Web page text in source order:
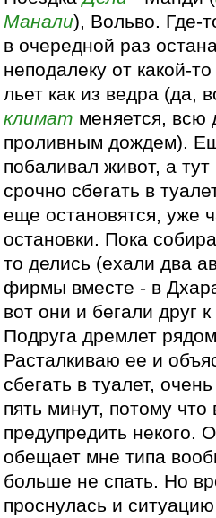
Манали), Вольво. Где-
в очередной раз
неподалеку от какой-
льет как из ведра (да,
климат меняется, всю
проливным дождем).
побаливал живот, а
срочно сбегать в
еще остановятся, уже
остановки. Пока
то делись (ехали два
фирмы вместе - в
вот они и бегали друг к
Подруга дремлет
Расталкиваю ее и
сбегать в туалет,
пять минут, потому что
предупредить некого.
обещает мне типа
больше не спать. Но
проснулась и